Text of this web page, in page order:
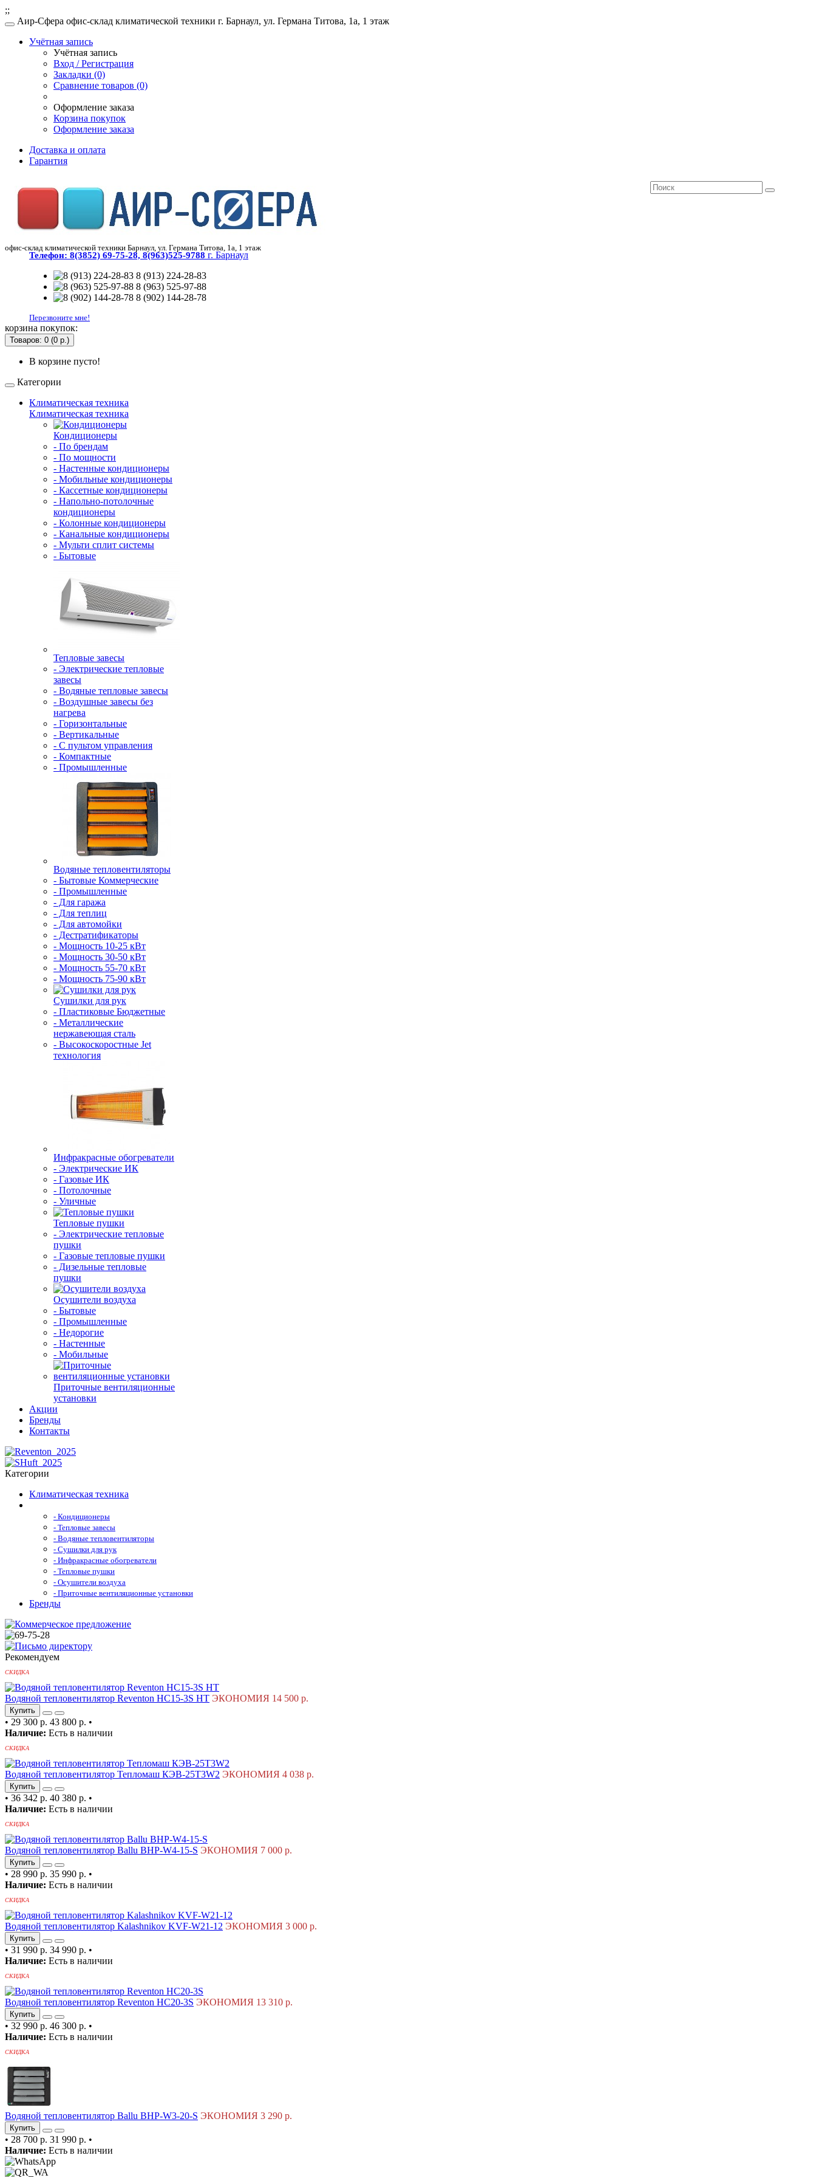
;;
Аир-Сфера офис-склад климатической техники г. Барнаул, ул. Германа Титова, 1а, 1 этаж
Учётная запись
Учётная запись
Вход / Регистрация
Закладки (0)
Сравнение товаров (0)
Оформление заказа
Корзина покупок
Оформление заказа
Доставка и оплата
Гарантия
офис-склад климатической техники Барнаул, ул. Германа Титова, 1а, 1 этаж
Телефон: 8(3852) 69-75-28, 8(963)525-9788 г. Барнаул
8 (913) 224-28-83
8 (963) 525-97-88
8 (902) 144-28-78
Перезвоните мне!
корзина покупок:
Товаров: 0 (0 р.)
В корзине пусто!
Категории
Климатическая техника
Климатическая техника
Кондиционеры
- По брендам
- По мощности
- Настенные кондиционеры
- Мобильные кондиционеры
- Кассетные кондиционеры
- Напольно-потолочные
кондиционеры
- Колонные кондиционеры
- Канальные кондиционеры
- Мульти сплит системы
- Бытовые
Тепловые завесы
- Электрические тепловые
завесы
- Водяные тепловые завесы
- Воздушные завесы без
нагрева
- Горизонтальные
- Вертикальные
- С пультом управления
- Компактные
- Промышленные
Водяные тепловентиляторы
- Бытовые Коммерческие
- Промышленные
- Для гаража
- Для теплиц
- Для автомойки
- Дестратификаторы
- Мощность 10-25 кВт
- Мощность 30-50 кВт
- Мощность 55-70 кВт
- Мощность 75-90 кВт
Сушилки для рук
- Пластиковые Бюджетные
- Металлические
нержавеющая сталь
- Высокоскоростные Jet
технология
Инфракрасные обогреватели
- Электрические ИК
- Газовые ИК
- Потолочные
- Уличные
Тепловые пушки
- Электрические тепловые
пушки
- Газовые тепловые пушки
- Дизельные тепловые
пушки
Осушители воздуха
- Бытовые
- Промышленные
- Недорогие
- Настенные
- Мобильные
Приточные вентиляционные
установки
Акции
Бренды
Контакты
Категории
Климатическая техника
- Кондиционеры
- Тепловые завесы
- Водяные тепловентиляторы
- Сушилки для рук
- Инфракрасные обогреватели
- Тепловые пушки
- Осушители воздуха
- Приточные вентиляционные установки
Бренды
Рекомендуем
СКИДКА
Водяной тепловентилятор Reventon HC15-3S HT ЭКОНОМИЯ 14 500 р.
Купить
• 29 300 р. 43 800 р. •
Наличие: Есть в наличии
СКИДКА
Водяной тепловентилятор Тепломаш КЭВ-25T3W2 ЭКОНОМИЯ 4 038 р.
Купить
• 36 342 р. 40 380 р. •
Наличие: Есть в наличии
СКИДКА
Водяной тепловентилятор Ballu BHP-W4-15-S ЭКОНОМИЯ 7 000 р.
Купить
• 28 990 р. 35 990 р. •
Наличие: Есть в наличии
СКИДКА
Водяной тепловентилятор Kalashnikov KVF-W21-12 ЭКОНОМИЯ 3 000 р.
Купить
• 31 990 р. 34 990 р. •
Наличие: Есть в наличии
СКИДКА
Водяной тепловентилятор Reventon HC20-3S ЭКОНОМИЯ 13 310 р.
Купить
• 32 990 р. 46 300 р. •
Наличие: Есть в наличии
СКИДКА
Водяной тепловентилятор Ballu BHP-W3-20-S ЭКОНОМИЯ 3 290 р.
Купить
• 28 700 р. 31 990 р. •
Наличие: Есть в наличии